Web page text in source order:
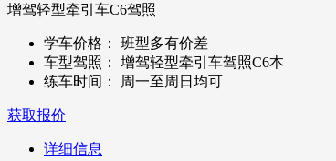
增驾轻型牵引车C6驾照
学车价格：
班型多有价差
车型驾照：
增驾轻型牵引车驾照C6本
练车时间：
周一至周日均可
获取报价
详细信息